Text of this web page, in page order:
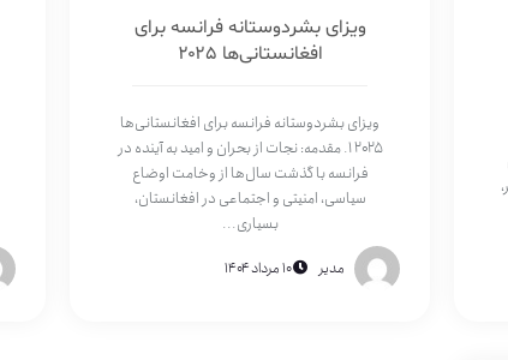
ویزای بشردوستانه فرانسه برای
افغانستانی‌ها ۲۰۲۵
ویزای بشردوستانه فرانسه برای افغانستانی‌ها
۲۰۲۵ ۱. مقدمه: نجات از بحران و امید به آینده در
فرانسه با گذشت سال‌ها از وخامت اوضاع
سیاسی، امنیتی و اجتماعی در افغانستان،
بسیاری...
مدیر ۱۰ مرداد ۱۴۰۴